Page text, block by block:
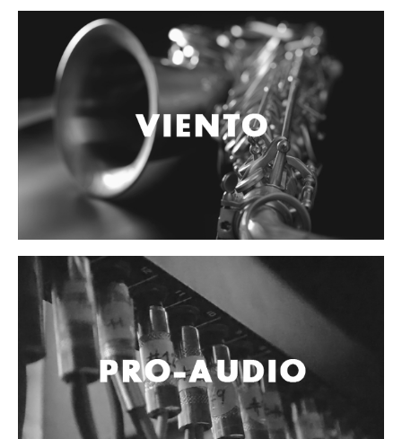
Maquinas de humo y escenario
Controladores
Accesorios
Cables y Conectores
Instrumento
Micrófono
Parlante
Video y USB
Espigas y conectores
Accesorios
Otros Instrumentos de Cuerdas
Ukulele
Mandolina